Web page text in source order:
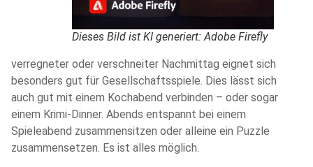
Dieses Bild ist KI generiert: Adobe Firefly
verregneter oder verschneiter Nachmittag eignet sich
besonders gut für Gesellschaftsspiele. Dies lässt sich
auch gut mit einem Kochabend verbinden – oder sogar
einem Krimi-Dinner. Abends entspannt bei einem
Spieleabend zusammensitzen oder alleine ein Puzzle
zusammensetzen. Es ist alles möglich.